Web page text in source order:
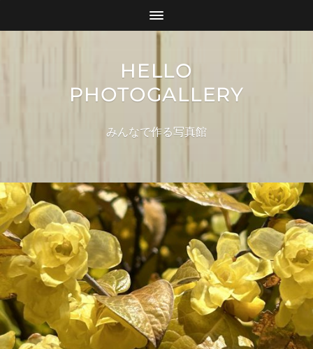
HELLO
PHOTOGALLERY
みんなで作る写真館